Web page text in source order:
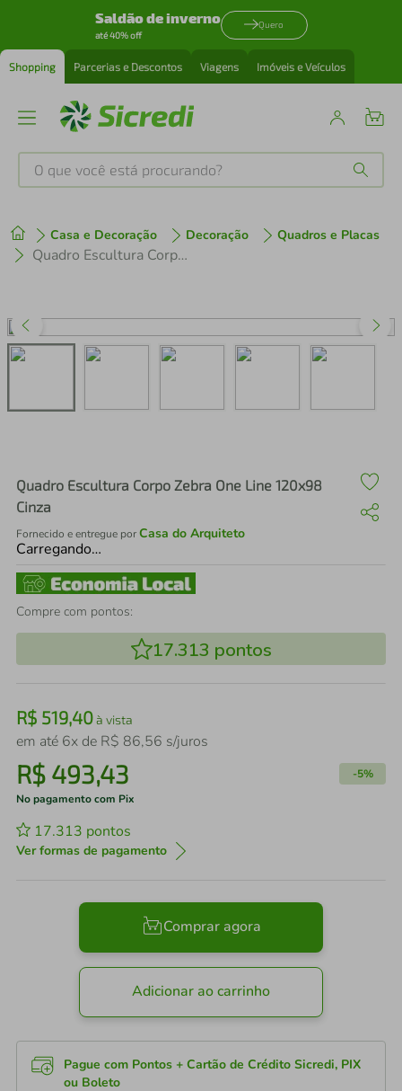
Saldão de inverno
até 40% off
Quero
Shopping Parcerias e Descontos Viagens Imóveis e Veículos
O que você está procurando?
Casa e Decoração Decoração Quadros e Placas
Quadro Escultura Corpo Zebra One Line 120x98 Cinza
Quadro Escultura Corpo Zebra One Line 120x98
Cinza
Fornecido e entregue porCasa do Arquiteto
Carregando…
Compre com pontos:
17.313 pontos
R$ 519,40à vista
em até 6x de R$ 86,56 s/juros
R$ 493,43 -5%
No pagamento com Pix
17.313 pontos
Ver formas de pagamento
Comprar agora
Adicionar ao carrinho
Pague com Pontos + Cartão de Crédito Sicredi, PIX
ou Boleto
1º tenis
perfume